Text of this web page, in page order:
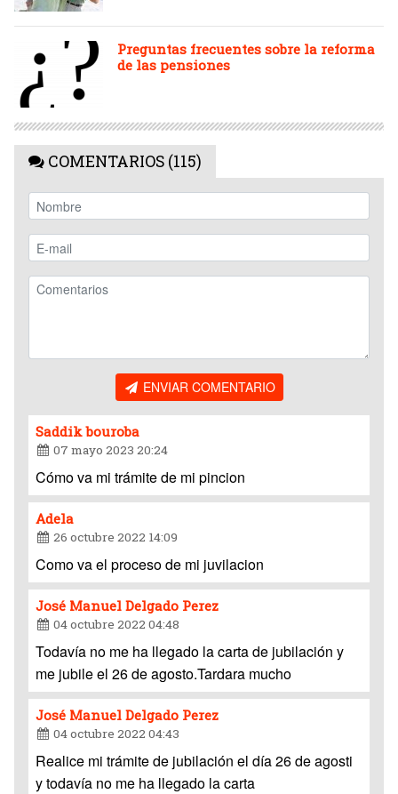
Preguntas frecuentes sobre la reforma
de las pensiones
COMENTARIOS (115)
ENVIAR COMENTARIO
Saddik bouroba
07 mayo 2023 20:24
Cómo va mi trámite de mi pincion
Adela
26 octubre 2022 14:09
Como va el proceso de mi juvilacion
José Manuel Delgado Perez
04 octubre 2022 04:48
Todavía no me ha llegado la carta de jubilación y
me jubile el 26 de agosto.Tardara mucho
José Manuel Delgado Perez
04 octubre 2022 04:43
Realice mi trámite de jubilación el día 26 de agosti
y todavía no me ha llegado la carta